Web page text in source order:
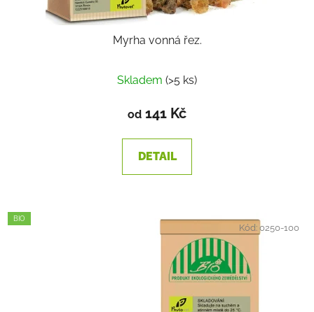
Myrha vonná řez.
Skladem (>5 ks)
od 141 Kč
DETAIL
BIO
Kód:0250-100